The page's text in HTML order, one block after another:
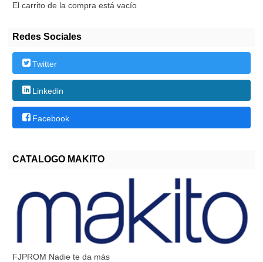
El carrito de la compra está vacío
Redes Sociales
Twitter
Linkedin
Facebook
CATALOGO MAKITO
FJPROM Nadie te da más